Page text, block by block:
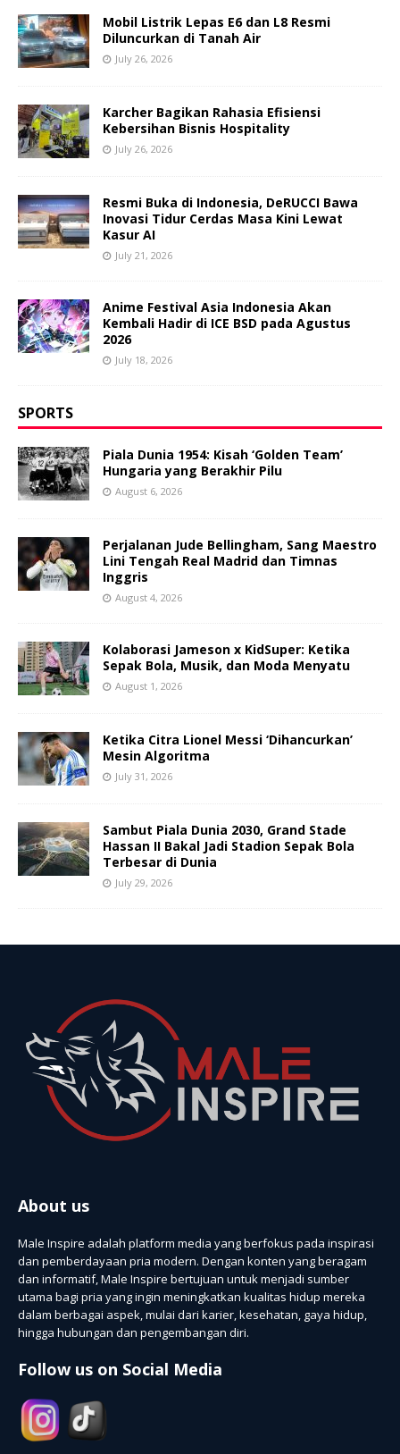
Mobil Listrik Lepas E6 dan L8 Resmi
Diluncurkan di Tanah Air
July 26, 2026
Karcher Bagikan Rahasia Efisiensi
Kebersihan Bisnis Hospitality
July 26, 2026
Resmi Buka di Indonesia, DeRUCCI Bawa
Inovasi Tidur Cerdas Masa Kini Lewat
Kasur AI
July 21, 2026
Anime Festival Asia Indonesia Akan
Kembali Hadir di ICE BSD pada Agustus
2026
July 18, 2026
SPORTS
Piala Dunia 1954: Kisah ‘Golden Team’
Hungaria yang Berakhir Pilu
August 6, 2026
Perjalanan Jude Bellingham, Sang Maestro
Lini Tengah Real Madrid dan Timnas
Inggris
August 4, 2026
Kolaborasi Jameson x KidSuper: Ketika
Sepak Bola, Musik, dan Moda Menyatu
August 1, 2026
Ketika Citra Lionel Messi ‘Dihancurkan’
Mesin Algoritma
July 31, 2026
Sambut Piala Dunia 2030, Grand Stade
Hassan II Bakal Jadi Stadion Sepak Bola
Terbesar di Dunia
July 29, 2026
About us
Male Inspire adalah platform media yang berfokus pada inspirasi
dan pemberdayaan pria modern. Dengan konten yang beragam
dan informatif, Male Inspire bertujuan untuk menjadi sumber
utama bagi pria yang ingin meningkatkan kualitas hidup mereka
dalam berbagai aspek, mulai dari karier, kesehatan, gaya hidup,
hingga hubungan dan pengembangan diri.
Follow us on Social Media